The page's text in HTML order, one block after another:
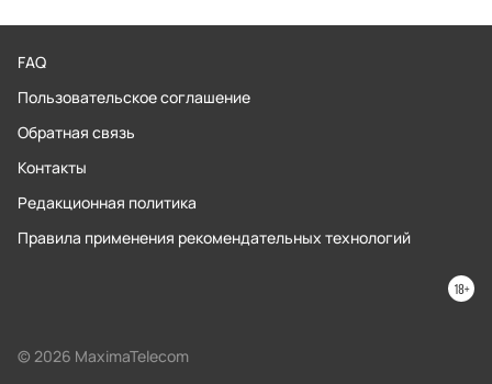
FAQ
Пользовательское соглашение
Обратная связь
Контакты
Редакционная политика
Правила применения рекомендательных технологий
© 2026 MaximaTelecom